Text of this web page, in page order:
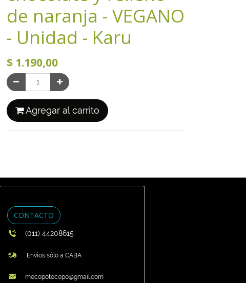
de naranja - VEGANO
- Unidad - Karu
$ 1.190,00
Agregar al carrito
CONTACTO
(011) 44208615
Envíos sólo a CABA
mecopotecopo@gmail.com